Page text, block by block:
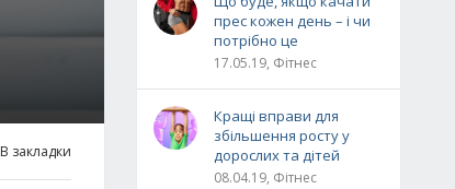
В закладки
прес кожен день – і чи
потрібно це
17.05.19, Фітнес
Кращі вправи для
збільшення росту у
дорослих та дітей
08.04.19, Фітнес